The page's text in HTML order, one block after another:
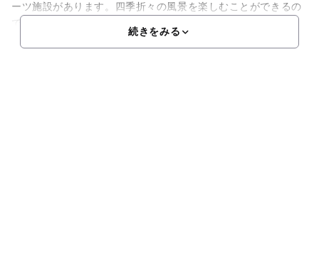
ーツ施設があります。四季折々の風景を楽しむことができるの
で、お散歩をするのにおすすめです。特に秋になると素晴らし
続きをみる